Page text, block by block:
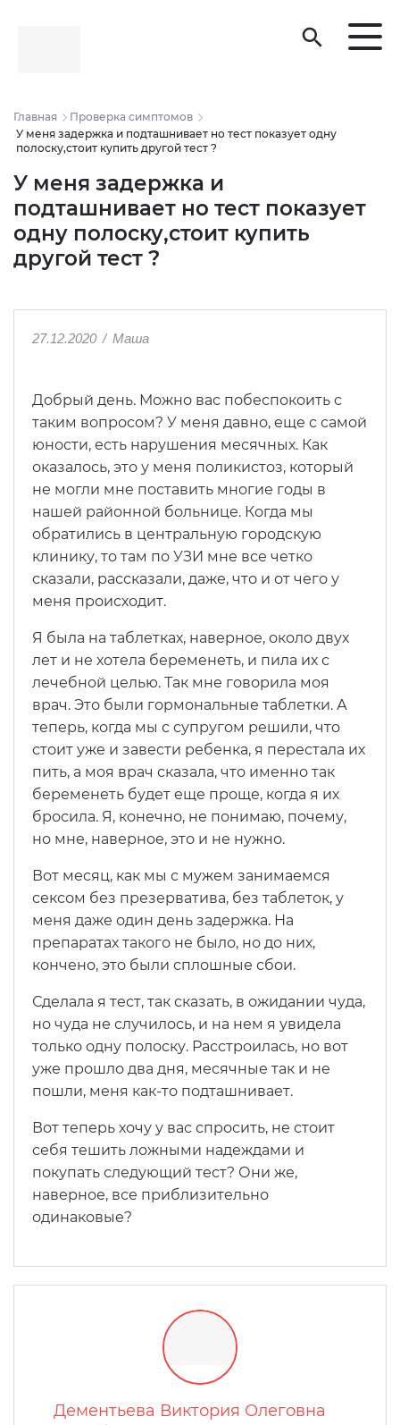
search
Главная
Проверка симптомов
У меня задержка и подташнивает но тест показует одну
полоску,стоит купить другой тест ?
У меня задержка и
подташнивает но тест показует
одну полоску,стоит купить
другой тест ?
27.12.2020 / Маша
Добрый день. Можно вас побеспокоить с
таким вопросом? У меня давно, еще с самой
юности, есть нарушения месячных. Как
оказалось, это у меня поликистоз, который
не могли мне поставить многие годы в
нашей районной больнице. Когда мы
обратились в центральную городскую
клинику, то там по УЗИ мне все четко
сказали, рассказали, даже, что и от чего у
меня происходит.
Я была на таблетках, наверное, около двух
лет и не хотела беременеть, и пила их с
лечебной целью. Так мне говорила моя
врач. Это были гормональные таблетки. А
теперь, когда мы с супругом решили, что
стоит уже и завести ребенка, я перестала их
пить, а моя врач сказала, что именно так
беременеть будет еще проще, когда я их
бросила. Я, конечно, не понимаю, почему,
но мне, наверное, это и не нужно.
Вот месяц, как мы с мужем занимаемся
сексом без презерватива, без таблеток, у
меня даже один день задержка. На
препаратах такого не было, но до них,
кончено, это были сплошные сбои.
Сделала я тест, так сказать, в ожидании чуда,
но чуда не случилось, и на нем я увидела
только одну полоску. Расстроилась, но вот
уже прошло два дня, месячные так и не
пошли, меня как-то подташнивает.
Вот теперь хочу у вас спросить, не стоит
себя тешить ложными надеждами и
покупать следующий тест? Они же,
наверное, все приблизительно
одинаковые?
Дементьева Виктория Олеговна